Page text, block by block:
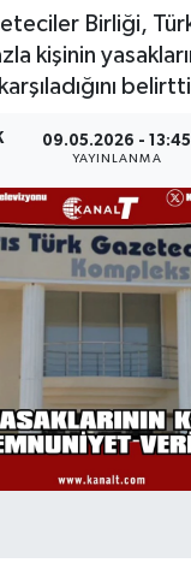
Birliği,
kişinin
09.05.2026 - 13:45
YAYINLANMA